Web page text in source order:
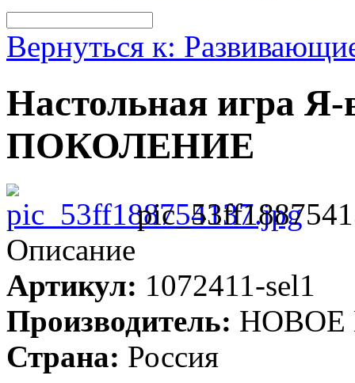
Вернуться к:
Настольная игра
ПОКОЛЕНИЕ
Описание
Артикул: 1072411-sel1
Производитель: НОВОЕ
Страна: Россия